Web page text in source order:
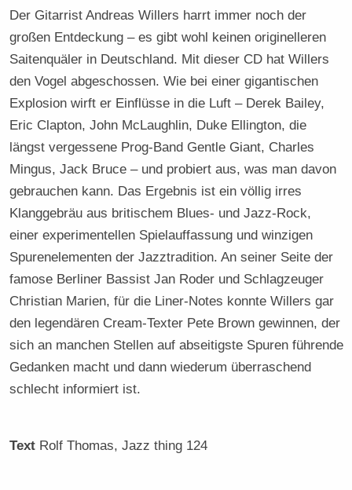
Der Gitarrist Andreas Willers harrt immer noch der
großen Entdeckung – es gibt wohl keinen originelleren
Saitenquäler in Deutschland. Mit dieser CD hat Willers
den Vogel abgeschossen. Wie bei einer gigantischen
Explosion wirft er Einflüsse in die Luft – Derek Bailey,
Eric Clapton, John McLaughlin, Duke Ellington, die
längst vergessene Prog-Band Gentle Giant, Charles
Mingus, Jack Bruce – und probiert aus, was man davon
gebrauchen kann. Das Ergebnis ist ein völlig irres
Klanggebräu aus britischem Blues- und Jazz-Rock,
einer experimentellen Spielauffassung und winzigen
Spurenelementen der Jazztradition. An seiner Seite der
famose Berliner Bassist Jan Roder und Schlagzeuger
Christian Marien, für die Liner-Notes konnte Willers gar
den legendären Cream-Texter Pete Brown gewinnen, der
sich an manchen Stellen auf abseitigste Spuren führende
Gedanken macht und dann wiederum überraschend
schlecht informiert ist.
Text Rolf Thomas, Jazz thing 124